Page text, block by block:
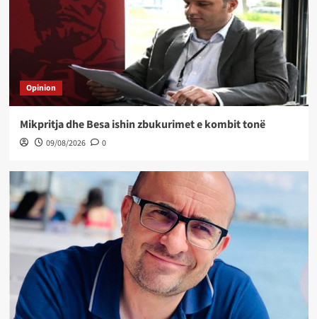
Opinion
Mikpritja dhe Besa ishin zbukurimet e kombit tonë
09/08/2026 0